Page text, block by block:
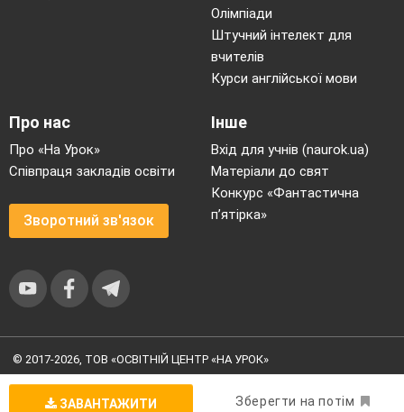
ЗАВАНТАЖИТИ Зберегти на потім
Олімпіади
Штучний інтелект для
вчителів
Курси англійської мови
Про нас
Про «На Урок»
Співпраця закладів освіти
Зворотний зв'язок
Інше
Вхід для учнів (naurok.ua)
Матеріали до свят
Конкурс «Фантастична
п’ятірка»
© 2017-2026, ТОВ «ОСВІТНІЙ ЦЕНТР «НА УРОК»
конфіденційності